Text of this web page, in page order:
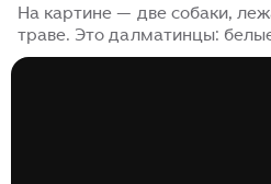
На картине — две собаки,
траве. Это далматинцы:
вытянутые вдоль холста